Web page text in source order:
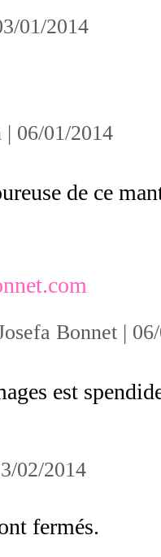
01/2014
06/01/2014
de ce
Bonnet |
est
02/2014
fermés.